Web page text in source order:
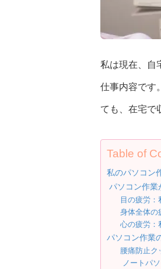
私は現在、自
仕事内容です
ても、在宅で
Table of
私のパソコン
パソコン作業
目の疲労：
身体全体の
心の疲労：
パソコン作業
腰痛防止ク
ノートパ